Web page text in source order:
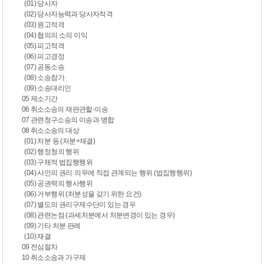
(01) 당사자
(02) 당사자능력과 당사자적격
(03) 원고적격
(04) 협의의 소의 이익
(05) 피고적격
(06) 피고경정
(07) 공동소송
(08) 소송참가
(09) 소송대리인
05 제소기간
06 취소소송의 재판관할·이송
07 관련청구소송의 이송과 병합
08 취소소송의 대상
(01) 처분 등 (처분+재결)
(02) 행정청의 행위
(03) 구체적 법집행행위
(04) 사인의 권리·의무에 직접 관계되는 행위 (법집행행위)
(05) 공권력의 행사행위
(06) 거부행위 (처분성을 갖기 위한 요건)
(07) 별도의 권리구제수단이 있는 경우
(08) 관련논점 (과세처분에서 처분변경이 있는 경우)
(09) 기타 처분 판례
(10) 재결
09 전심절차
10 취소소송과 가구제